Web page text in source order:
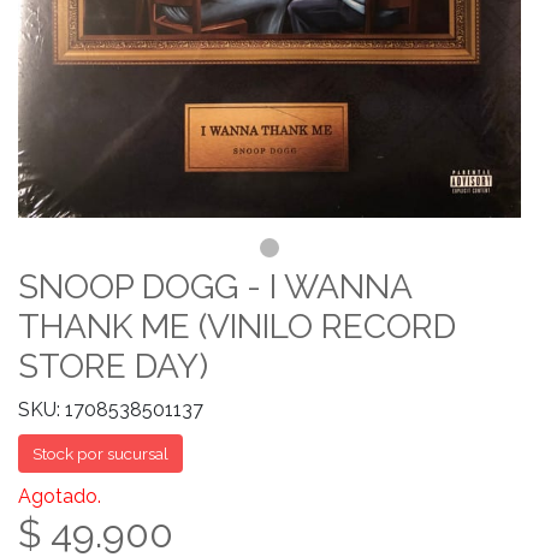
SNOOP DOGG - I WANNA
THANK ME (VINILO RECORD
STORE DAY)
SKU: 1708538501137
Stock por sucursal
Agotado.
$ 49.900